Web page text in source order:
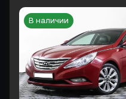
В наличии